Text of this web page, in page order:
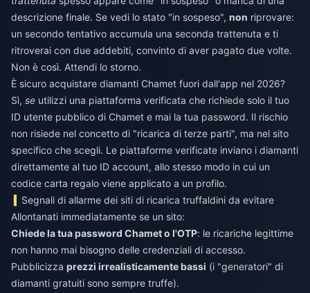
descrizione finale. Se vedi lo stato "in sospeso", non riprovare:
un secondo tentativo accumula una seconda trattenuta e ti
ritroverai con due addebiti, convinto di aver pagato due volte.
Non è così. Attendi lo storno.
È sicuro acquistare diamanti Chamet fuori dall'app nel 2026?
Sì, se utilizzi una piattaforma verificata che richiede solo il tuo
ID utente pubblico di Chamet e mai la tua password. Il rischio
non risiede nel concetto di "ricarica di terze parti", ma nel sito
specifico che scegli. Le piattaforme verificate inviano i diamanti
direttamente al tuo ID account, allo stesso modo in cui un
codice carta regalo viene applicato a un profilo.
Segnali di allarme dei siti di ricarica truffaldini da evitare
Allontanati immediatamente se un sito:
Chiede la tua password Chamet o l'OTP: le ricariche legittime
non hanno mai bisogno delle credenziali di accesso.
Pubblicizza prezzi irrealisticamente bassi (i "generatori" di
diamanti gratuiti sono sempre truffe).